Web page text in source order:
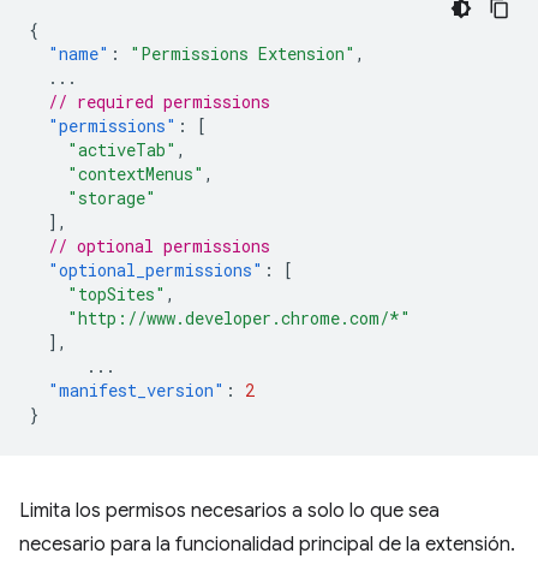
{
"name" : "Permissions Extension" ,
...
// required permissions
"permissions" :
[
"activeTab" ,
"contextMenus" ,
"storage"
],
// optional permissions
"optional_permissions" :
[
"topSites" ,
"http://www.developer.chrome.com/*"
],
...
"manifest_version" :
2
}
Limita los permisos necesarios a solo lo que sea
necesario para la funcionalidad principal de la extensión.